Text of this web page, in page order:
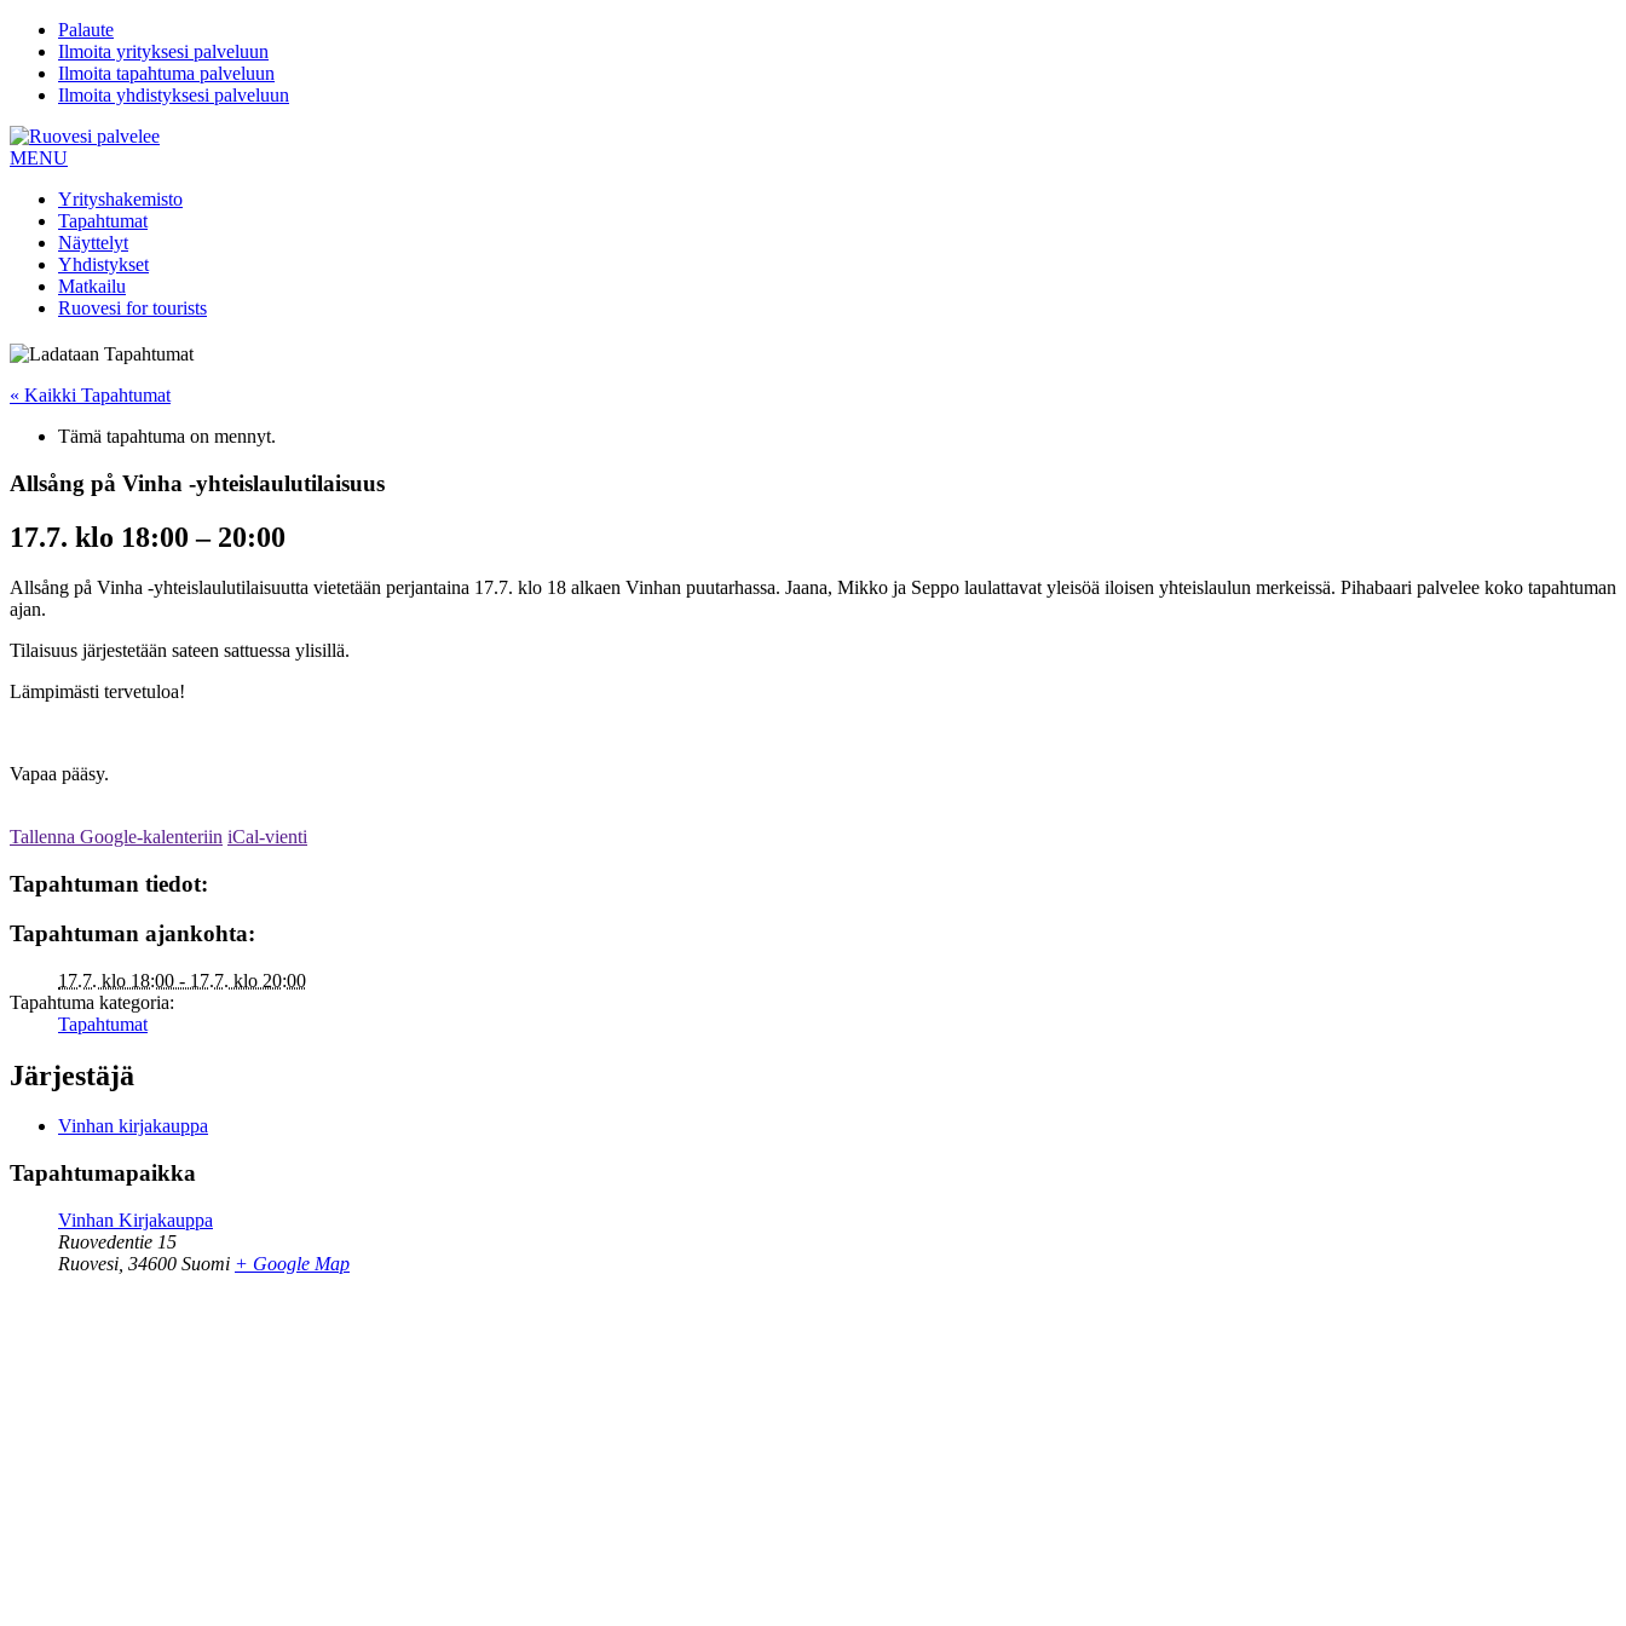
Palaute
Ilmoita yrityksesi palveluun
Ilmoita tapahtuma palveluun
Ilmoita yhdistyksesi palveluun
MENU
Yrityshakemisto
Tapahtumat
Näyttelyt
Yhdistykset
Matkailu
Ruovesi for tourists
« Kaikki Tapahtumat
Tämä tapahtuma on mennyt.
Allsång på Vinha -yhteislaulutilaisuus
17.7. klo 18:00 – 20:00
Allsång på Vinha -yhteislaulutilaisuutta vietetään perjantaina 17.7. klo 18 alkaen Vinhan puutarhassa. Jaana, Mikko ja Seppo laulattavat yleisöä iloisen yhteislaulun merkeissä. Pihabaari palvelee koko tapahtuman
ajan.
Tilaisuus järjestetään sateen sattuessa ylisillä.
Lämpimästi tervetuloa!
Vapaa pääsy.
Tallenna Google-kalenteriin iCal-vienti
Tapahtuman tiedot:
Tapahtuman ajankohta:
17.7. klo 18:00 - 17.7. klo 20:00
Tapahtuma kategoria:
Tapahtumat
Järjestäjä
Vinhan kirjakauppa
Tapahtumapaikka
Vinhan Kirjakauppa
Ruovedentie 15
Ruovesi 34600 Suomi + Google Map